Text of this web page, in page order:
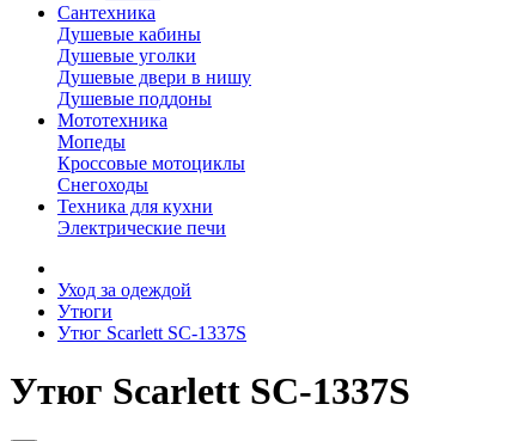
Сантехника
Душевые кабины
Душевые уголки
Душевые двери в нишу
Душевые поддоны
Мототехника
Мопеды
Кроссовые мотоциклы
Снегоходы
Техника для кухни
Электрические печи
Уход за одеждой
Утюги
Утюг Scarlett SC-1337S
Утюг Scarlett SC-1337S